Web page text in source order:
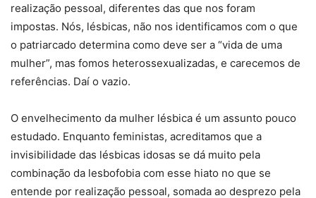
realização pessoal, diferentes das que nos foram
impostas. Nós, lésbicas, não nos identificamos com o que
o patriarcado determina como deve ser a “vida de uma
mulher”, mas fomos heterossexualizadas, e carecemos de
referências. Daí o vazio.
O envelhecimento da mulher lésbica é um assunto pouco
estudado. Enquanto feministas, acreditamos que a
invisibilidade das lésbicas idosas se dá muito pela
combinação da lesbofobia com esse hiato no que se
entende por realização pessoal, somada ao desprezo pela